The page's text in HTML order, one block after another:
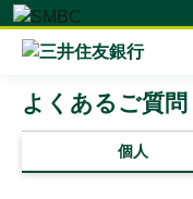
個人
よくあるご質問